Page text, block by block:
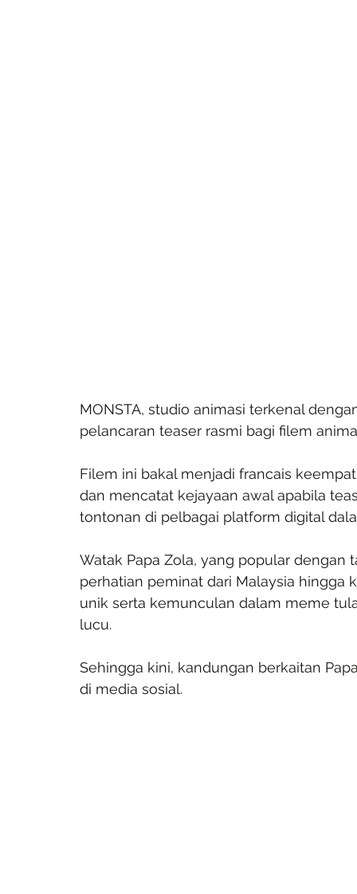
MONSTA, studio animasi terkenal
pelancaran teaser rasmi bagi filem
Filem ini bakal menjadi francais
dan mencatat kejayaan awal apabila
tontonan di pelbagai platform digital
Watak Papa Zola, yang popular dengan
perhatian peminat dari Malaysia hingga
unik serta kemunculan dalam meme
lucu.
Sehingga kini, kandungan berkaitan
di media sosial.